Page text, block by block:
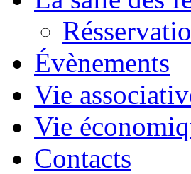
Évènements
Vie
Vie
Contacts